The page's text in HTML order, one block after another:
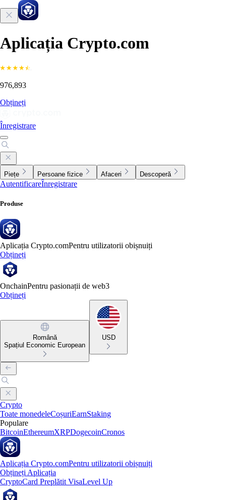
Aplicația Crypto.com
976,893
Obțineți
Înregistrare
Piețe Persoane fizice Afaceri Descoperă
AutentificareÎnregistrare
Produse
Aplicația Crypto.comPentru utilizatorii obișnuiți
Obțineți
OnchainPentru pasionații de web3
Obțineți
Română
Spațiul Economic European
USD
Crypto
Toate monedeleCoșuriEarnStaking
Populare
BitcoinEthereumXRPDogecoinCronos
Aplicația Crypto.comPentru utilizatorii obișnuiți
Obțineți Aplicația
CryptoCard Preplătit VisaLevel Up